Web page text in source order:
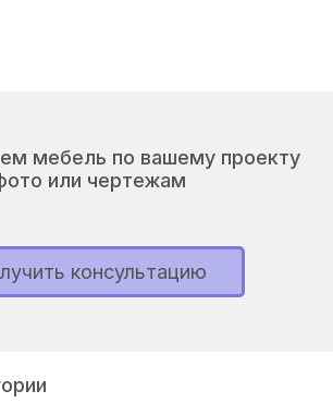
мебель по вашему проекту
или чертежам
Получить консультацию